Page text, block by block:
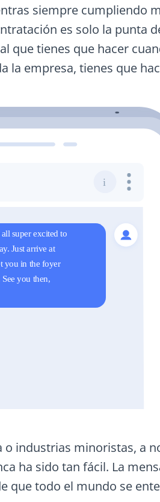
siempre cumpliendo
es solo la punta
que tienes que hacer
la empresa, tienes que
industrias minoristas, a
ha sido tan fácil. La
que todo el mundo se